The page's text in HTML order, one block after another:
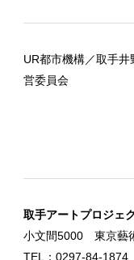
UR都市機構／取手
営委員会
取手アートプロジェ
小文間5000 東京藝
TEL：0297-84-